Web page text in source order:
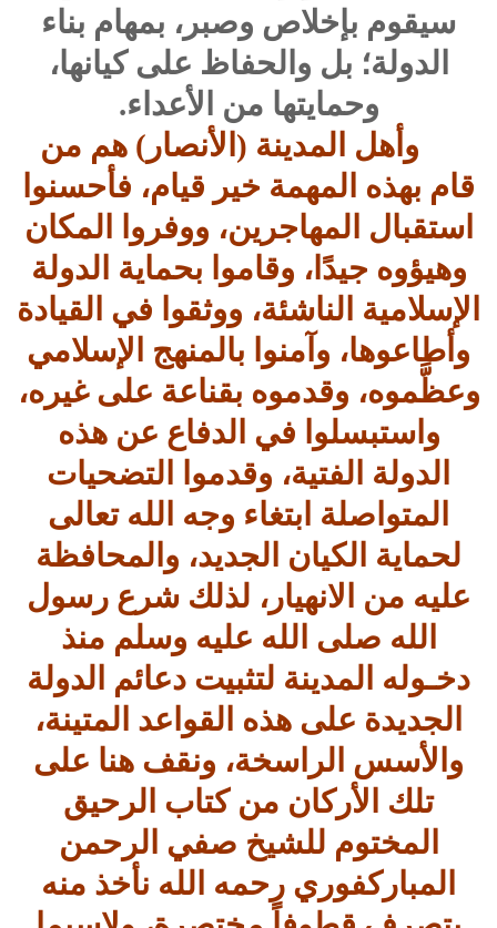
سيقوم بإخلاص وصبر، بمهام بناء
الدولة؛ بل والحفاظ على كيانها،
وحمايتها من الأعداء.
وأهل المدينة (الأنصار) هم من
قام بهذه المهمة خير قيام، فأحسنوا
استقبال المهاجرين، ووفروا المكان
وهيؤوه جيدًا، وقاموا بحماية الدولة
الإسلامية الناشئة، ووثقوا في القيادة
وأطاعوها، وآمنوا بالمنهج الإسلامي
وعظَّموه، وقدموه بقناعة على غيره،
واستبسلوا في الدفاع عن هذه
الدولة الفتية، وقدموا التضحيات
المتواصلة ابتغاء وجه الله تعالى
لحماية الكيان الجديد، والمحافظة
عليه من الانهيار، لذلك شرع رسول
الله صلى الله عليه وسلم منذ
دخـوله المدينة لتثبيت دعائم الدولة
الجديدة على هذه القواعد المتينة،
والأسس الراسخة، ونقف هنا على
تلك الأركان من كتاب الرحيق
المختوم للشيخ صفي الرحمن
المباركفوري رحمه الله نأخذ منه